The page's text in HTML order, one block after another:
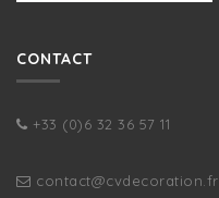
CONTACT
+33 (0)6 32 36 57 11
contact@cvdecoration.fr